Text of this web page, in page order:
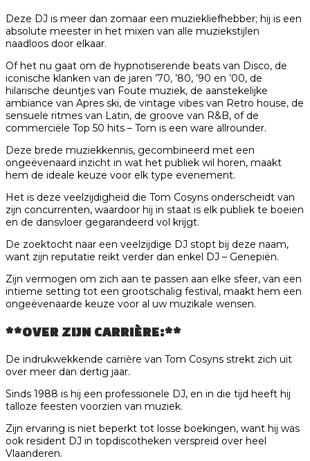
Deze DJ is meer dan zomaar een muziekliefhebber; hij is een
absolute meester in het mixen van alle muziekstijlen
naadloos door elkaar.
Of het nu gaat om de hypnotiserende beats van Disco, de
iconische klanken van de jaren ’70, ’80, ’90 en ’00, de
hilarische deuntjes van Foute muziek, de aanstekelijke
ambiance van Apres ski, de vintage vibes van Retro house, de
sensuele ritmes van Latin, de groove van R&B, of de
commerciële Top 50 hits – Tom is een ware allrounder.
Deze brede muziekkennis, gecombineerd met een
ongeëvenaard inzicht in wat het publiek wil horen, maakt
hem de ideale keuze voor elk type evenement.
Het is deze veelzijdigheid die Tom Cosyns onderscheidt van
zijn concurrenten, waardoor hij in staat is elk publiek te boeien
en de dansvloer gegarandeerd vol krijgt.
De zoektocht naar een veelzijdige DJ stopt bij deze naam,
want zijn reputatie reikt verder dan enkel DJ – Genepiën.
Zijn vermogen om zich aan te passen aan elke sfeer, van een
intieme setting tot een grootschalig festival, maakt hem een
ongeëvenaarde keuze voor al uw muzikale wensen.
**OVER ZIJN CARRIÈRE:**
De indrukwekkende carrière van Tom Cosyns strekt zich uit
over meer dan dertig jaar.
Sinds 1988 is hij een professionele DJ, en in die tijd heeft hij
talloze feesten voorzien van muziek.
Zijn ervaring is niet beperkt tot losse boekingen, want hij was
ook resident DJ in topdiscotheken verspreid over heel
Vlaanderen.